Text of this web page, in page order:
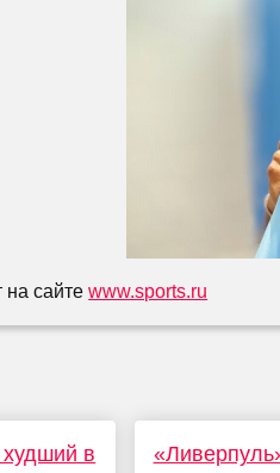
на сайтеwww.sports.ru
в